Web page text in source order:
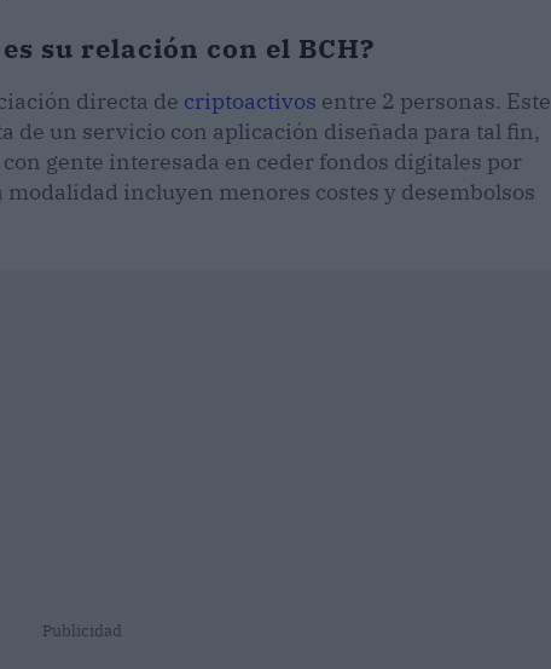
su relación con el BCH?
directa de criptoactivos entre 2 personas. Este
de un servicio con aplicación diseñada para tal fin,
gente interesada en ceder fondos digitales por
incluyen menores costes y desembolsos
Publicidad